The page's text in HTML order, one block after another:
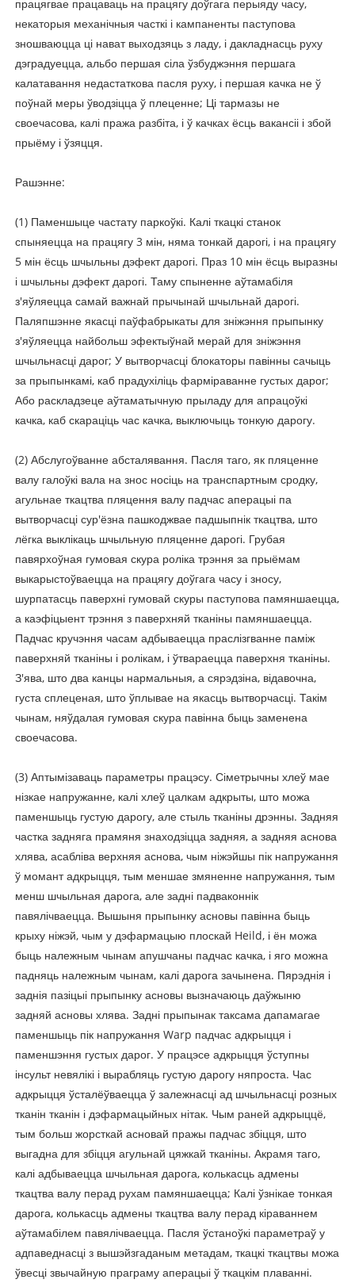
працягвае працаваць на працягу доўгага перыяду часу,
некаторыя механічныя часткі і кампаненты паступова
зношваюцца ці нават выходзяць з ладу, і дакладнасць руху
дэградуецца, альбо першая сіла ўзбуджэння першага
калатавання недастаткова пасля руху, і першая качка не ў
поўнай меры ўводзіцца ў плеценне; Ці тармазы не
своечасова, калі пража разбіта, і ў качках ёсць вакансіі і збой
прыёму і ўзяцця.
Рашэнне:
(1) Паменшыце частату паркоўкі. Калі ткацкі станок
спыняецца на працягу 3 мін, няма тонкай дарогі, і на працягу
5 мін ёсць шчыльны дэфект дарогі. Праз 10 мін ёсць выразны
і шчыльны дэфект дарогі. Таму спыненне аўтамабіля
з'яўляецца самай важнай прычынай шчыльнай дарогі.
Паляпшэнне якасці паўфабрыкаты для зніжэння прыпынку
з'яўляецца найбольш эфектыўнай мерай для зніжэння
шчыльнасці дарог; У вытворчасці блокаторы павінны сачыць
за прыпынкамі, каб прадухіліць фарміраванне густых дарог;
Або раскладзеце аўтаматычную прыладу для апрацоўкі
качка, каб скараціць час качка, выключыць тонкую дарогу.
(2) Абслугоўванне абсталявання. Пасля таго, як пляценне
валу галоўкі вала на знос носіць на транспартным сродку,
агульнае ткацтва пляцення валу падчас аперацыі па
вытворчасці сур'ёзна пашкоджвае падшыпнік ткацтва, што
лёгка выклікаць шчыльную пляценне дарогі. Грубая
павярхоўная гумовая скура роліка трэння за прыёмам
выкарыстоўваецца на працягу доўгага часу і зносу,
шурпатасць паверхні гумовай скуры паступова памяншаецца,
а каэфіцыент трэння з паверхняй тканіны памяншаецца.
Падчас кручэння часам адбываецца праслізгванне паміж
паверхняй тканіны і ролікам, і ўтвараецца паверхня тканіны.
З'ява, што два канцы нармальныя, а сярэдзіна, відавочна,
густа сплеценая, што ўплывае на якасць вытворчасці. Такім
чынам, няўдалая гумовая скура павінна быць заменена
своечасова.
(3) Аптымізаваць параметры працэсу. Сіметрычны хлеў мае
нізкае напружанне, калі хлеў цалкам адкрыты, што можа
паменшыць густую дарогу, але стыль тканіны дрэнны. Задняя
частка задняга прамяня знаходзіцца задняя, ​​а задняя аснова
хлява, асабліва верхняя аснова, чым ніжэйшы пік напружання
ў момант адкрыцця, тым меншае змяненне напружання, тым
менш шчыльная дарога, але задні падваконнік
павялічваецца. Вышыня прыпынку асновы павінна быць
крыху ніжэй, чым у дэфармацыю плоскай Heild, і ён можа
быць належным чынам апушчаны падчас качка, і яго можна
падняць належным чынам, калі дарога зачынена. Пярэднія і
заднія пазіцыі прыпынку асновы вызначаюць даўжыню
задняй асновы хлява. Задні прыпынак таксама дапамагае
паменшыць пік напружання Warp падчас адкрыцця і
паменшэння густых дарог. У працэсе адкрыцця ўступны
інсульт невялікі і вырабляць густую дарогу няпроста. Час
адкрыцця ўсталёўваецца ў залежнасці ад шчыльнасці розных
тканін тканін і дэфармацыйных нітак. Чым раней адкрыццё,
тым больш жорсткай асновай пражы падчас збіцця, што
выгадна для збіцця агульнай цяжкай тканіны. Акрамя таго,
калі адбываецца шчыльная дарога, колькасць адмены
ткацтва валу перад рухам памяншаецца; Калі ўзнікае тонкая
дарога, колькасць адмены ткацтва валу перад кіраваннем
аўтамабілем павялічваецца. Пасля ўстаноўкі параметраў у
адпаведнасці з вышэйзгаданым метадам, ткацкі ткацтвы можа
ўвесці звычайную праграму аперацыі ў ткацкім плаванні.